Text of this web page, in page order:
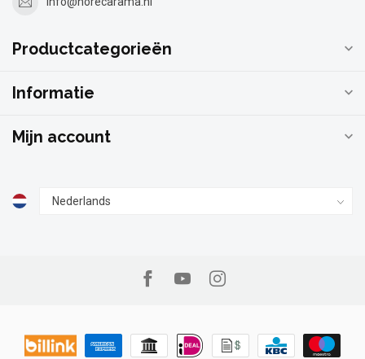
Productcategorieën
Informatie
Mijn account